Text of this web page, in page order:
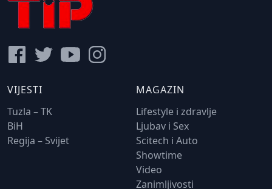
VIJESTI
Tuzla – TK
BiH
Regija – Svijet
MAGAZIN
Lifestyle i zdravlje
Ljubav i Sex
Scitech i Auto
Showtime
Video
Zanimljivosti